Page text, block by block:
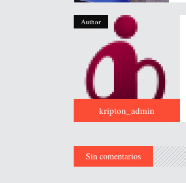
Author
kripton_admin
Sin comentarios